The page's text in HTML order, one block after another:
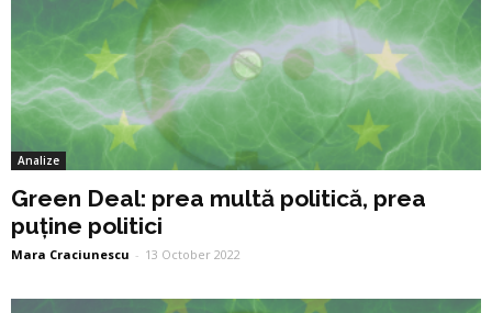
Analize
Green Deal: prea multă politică, prea
puține politici
Mara Craciunescu - 13 October 2022